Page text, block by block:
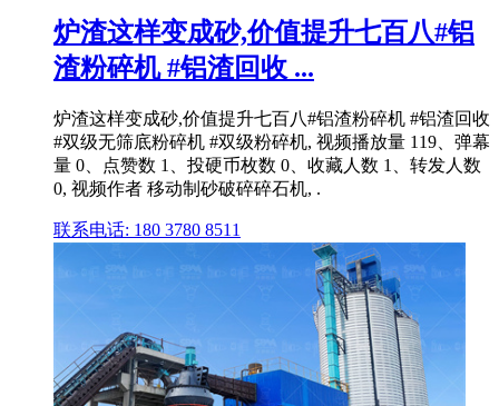
炉渣这样变成砂,价值提升七百八#铝
渣粉碎机 #铝渣回收 ...
炉渣这样变成砂,价值提升七百八#铝渣粉碎机 #铝渣回收
#双级无筛底粉碎机 #双级粉碎机, 视频播放量 119、弹幕
量 0、点赞数 1、投硬币枚数 0、收藏人数 1、转发人数
0, 视频作者 移动制砂破碎碎石机, .
联系电话: 180 3780 8511